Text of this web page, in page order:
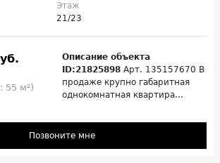
Этаж
21/23
55 м²)
Описание объекта
ID:21825898 Арт. 135157670 В
продаже крупно габаритная
однокомнатная квартира...
Позвоните мне